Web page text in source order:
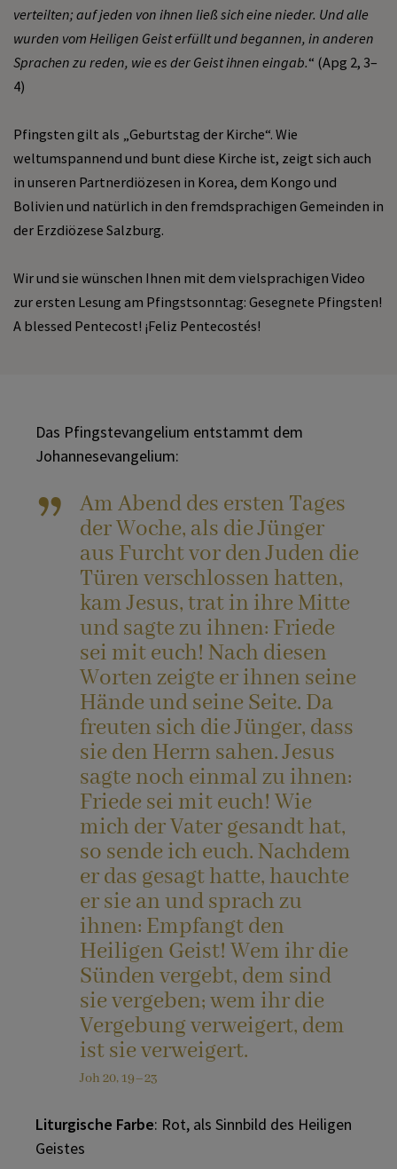
verteilten; auf jeden von ihnen ließ sich eine nieder. Und alle
wurden vom Heiligen Geist erfüllt und begannen, in anderen
Sprachen zu reden, wie es der Geist ihnen eingab.“ (Apg 2, 3–
4)
Pfingsten gilt als „Geburtstag der Kirche“. Wie
weltumspannend und bunt diese Kirche ist, zeigt sich auch
in unseren Partnerdiözesen in Korea, dem Kongo und
Bolivien und natürlich in den fremdsprachigen Gemeinden in
der Erzdiözese Salzburg.
Wir und sie wünschen Ihnen mit dem vielsprachigen Video
zur ersten Lesung am Pfingstsonntag: Gesegnete Pfingsten!
A blessed Pentecost! ¡Feliz Pentecostés!
Das Pfingstevangelium entstammt dem
Johannesevangelium:
Am Abend des ersten Tages
der Woche, als die Jünger
aus Furcht vor den Juden die
Türen verschlossen hatten,
kam Jesus, trat in ihre Mitte
und sagte zu ihnen: Friede
sei mit euch! Nach diesen
Worten zeigte er ihnen seine
Hände und seine Seite. Da
freuten sich die Jünger, dass
sie den Herrn sahen. Jesus
sagte noch einmal zu ihnen:
Friede sei mit euch! Wie
mich der Vater gesandt hat,
so sende ich euch. Nachdem
er das gesagt hatte, hauchte
er sie an und sprach zu
ihnen: Empfangt den
Heiligen Geist! Wem ihr die
Sünden vergebt, dem sind
sie vergeben; wem ihr die
Vergebung verweigert, dem
ist sie verweigert.
Joh 20, 19–23
Liturgische Farbe: Rot, als Sinnbild des Heiligen
Geistes